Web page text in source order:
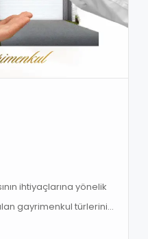
ihtiyaçlarına yönelik
gayrimenkul türlerini